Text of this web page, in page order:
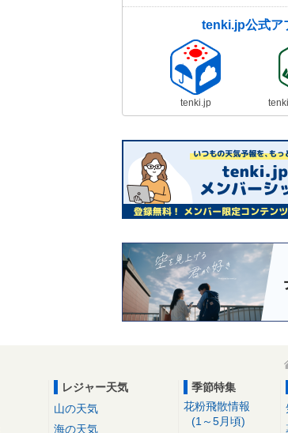
千葉県で震度5弱
なしtenki.jp公式ア
tenki.jp
レジャー天気
山の天気
海の天気
季節特集
花粉飛散情報
(1～5月頃)